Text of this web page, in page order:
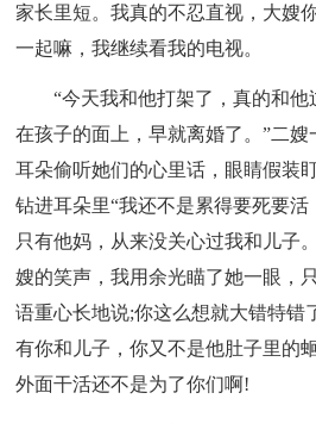
家长里短。我真的不忍直视，大嫂
一起嘛，我继续看我的电视。
“今天我和他打架了，真的和
在孩子的面上，早就离婚了。”二
耳朵偷听她们的心里话，眼睛假装
钻进耳朵里“我还不是累得要死要
只有他妈，从来没关心过我和儿子
嫂的笑声，我用余光瞄了她一眼，
语重心长地说;你这么想就大错特错
有你和儿子，你又不是他肚子里的
外面干活还不是为了你们啊!